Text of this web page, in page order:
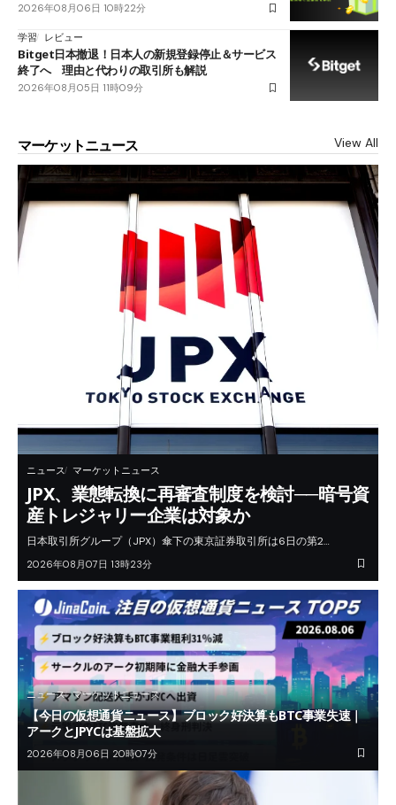
2026年08月06日 10時22分
学習 レビュー
Bitget日本撤退！日本人の新規登録停止＆サービス
終了へ 理由と代わりの取引所も解説
2026年08月05日 11時09分
マーケットニュース View All
ニュース マーケットニュース
JPX、業態転換に再審査制度を検討──暗号資
産トレジャリー企業は対象か
日本取引所グループ（JPX）傘下の東京証券取引所は6日の第2…
2026年08月07日 13時23分
ニュース マーケットニュース
【今日の仮想通貨ニュース】ブロック好決算もBTC事業失速｜
アークとJPYCは基盤拡大
2026年08月06日 20時07分